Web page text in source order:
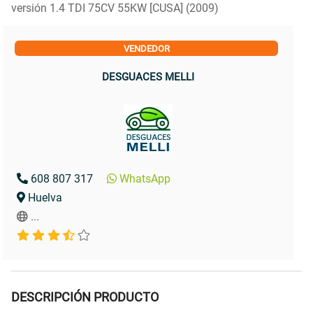
versión 1.4 TDI 75CV 55KW [CUSA] (2009)
VENDEDOR
DESGUACES MELLI
608 807 317
WhatsApp
Huelva
...
DESCRIPCIÓN PRODUCTO